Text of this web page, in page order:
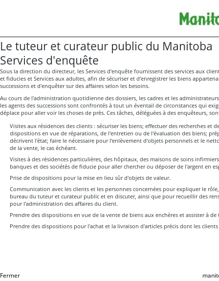
Le tuteur et curateur public du Manitoba
Services d'enquête
Sous la direction du directeur, les Services d'enquête fournissent des services aux
et fiducies et Services aux adultes, afin de sécuriser et d'enregistrer les biens
successions et d'enquêter sur des affaires selon les besoins.
Au cours de l'administration quotidienne des dossiers, les cadres et les
les agents des successions sont confrontés à tout un éventail de circonstances qui
déplace pour aller voir les choses de près. Ces tâches, déléguées à des enquêteurs,
Visites aux résidences des clients : sécuriser les biens; effectuer des recherches et
dispositions en vue de réparations, de l'entretien ou de l'évaluation des biens;
décrivent l'état; faire le nécessaire pour l'enlèvement d'objets personnels et le
de la vente, le cas échéant.
Visites à des résidences particulières, des hôpitaux, des maisons de soins
banques et des sociétés de fiducie pour aller chercher ou déposer de l'argent en
Prise de dispositions pour la mise en lieu sûr d'objets de valeur.
Communication avec les clients et les personnes concernées pour expliquer le
bureau du tuteur et curateur public et en discuter, ainsi que pour recueillir des
pour l'administration des affaires du client.
Prendre des dispositions en vue de la vente de biens aux enchères et assister à de
Prendre des dispositions pour l'achat et la livraison d'articles précis dont les
Fermer